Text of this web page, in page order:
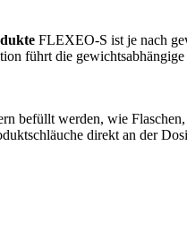
FLEXEO-S ist je nach
führt die
befüllt werden, wie
direkt an der